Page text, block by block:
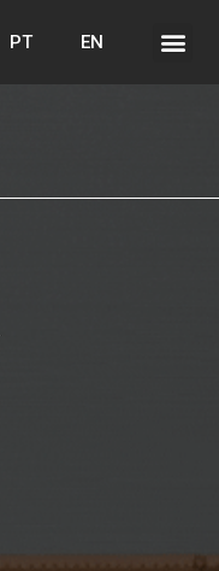
PT EN